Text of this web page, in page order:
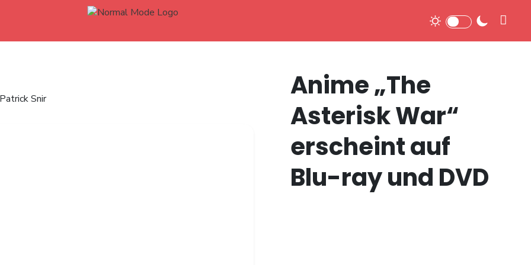
Patrick Snir
Anime „The
Asterisk War“
erscheint auf
Blu-ray und DVD
klicken Sie hier: Einstellungen